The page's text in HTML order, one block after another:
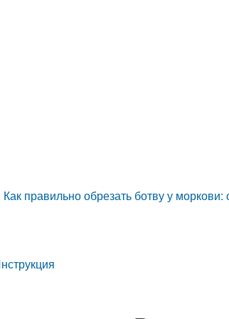
правильно обрезать ботву у моркови: